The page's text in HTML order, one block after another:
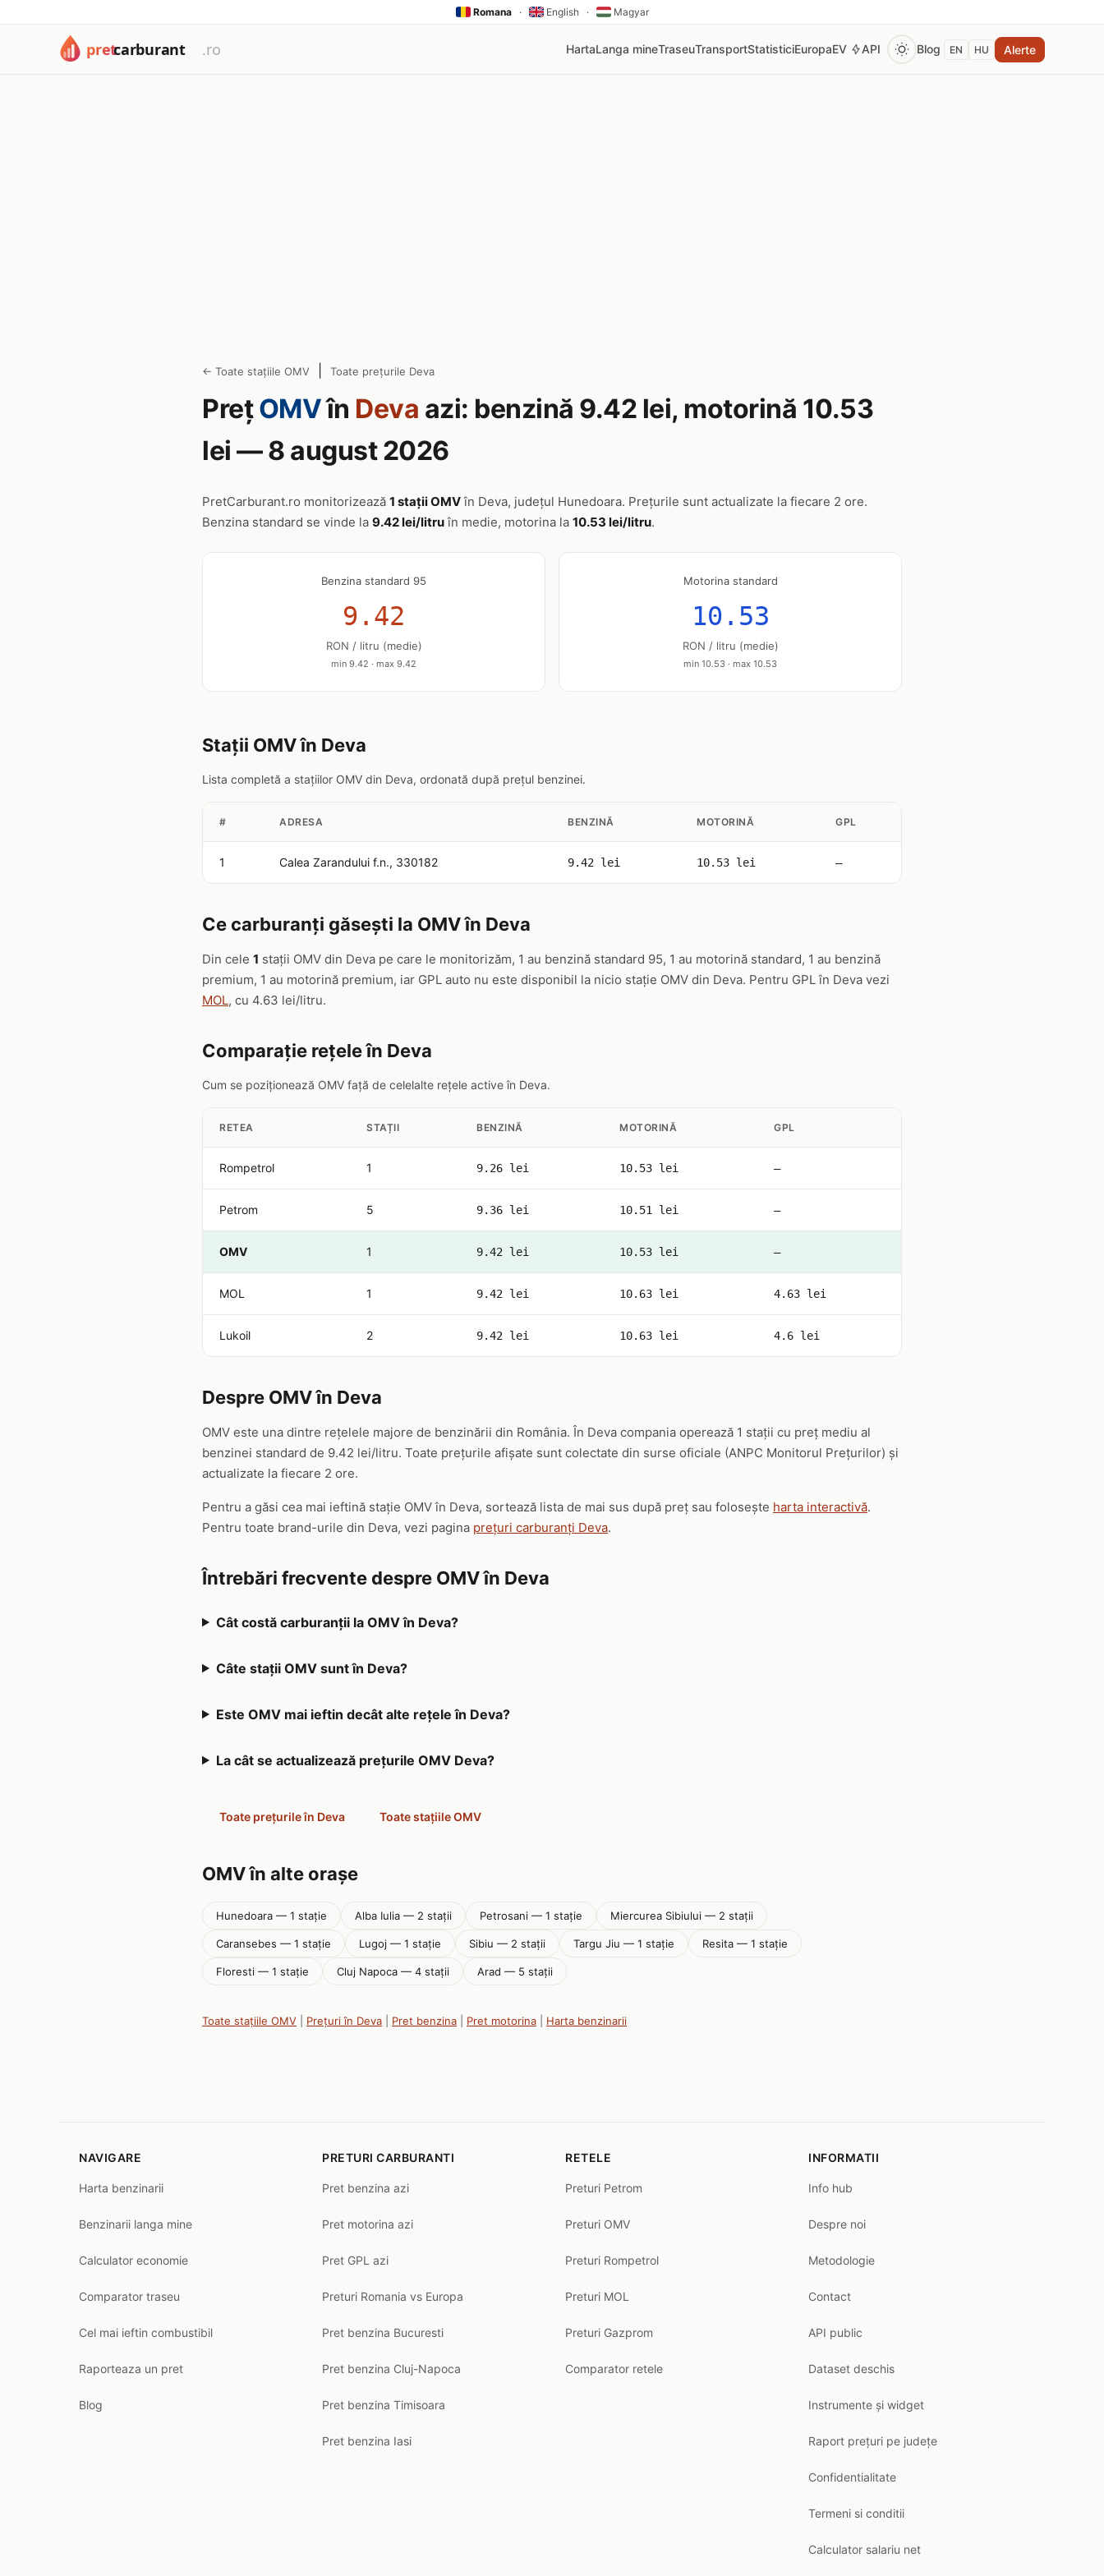
Romana · English · Magyar
HartaLanga mineTraseuTransportStatisticiEuropaEV API Blog EN HU Alerte
← Toate stațiile OMV Toate prețurile Deva
PrețOMVîn Deva azi: benzină 9.42 lei, motorină 10.53
lei — 8 august 2026
PretCarburant.ro monitorizează 1 stații OMVîn Deva, județul Hunedoara. Prețurile sunt actualizate la fiecare 2 ore.
Benzina standard se vinde la 9.42 lei/litruîn medie, motorina la 10.53 lei/litru.
Benzina standard 95
9.42
RON / litru (medie)
min 9.42 · max 9.42
Motorina standard
10.53
RON / litru (medie)
min 10.53 · max 10.53
Stații OMV în Deva
Lista completă a stațiilor OMV din Deva, ordonată după prețul benzinei.
# ADRESA BENZINĂ MOTORINĂ GPL
1 Calea Zarandului f.n., 330182 9.42 lei 10.53 lei —
Ce carburanți găsești la OMV în Deva
Din cele 1 stații OMV din Deva pe care le monitorizăm, 1 au benzină standard 95, 1 au motorină standard, 1 au benzină
premium, 1 au motorină premium, iar GPL auto nu este disponibil la nicio stație OMV din Deva. Pentru GPL în Deva vezi
MOL, cu 4.63 lei/litru.
Comparație rețele în Deva
Cum se poziționează OMV față de celelalte rețele active în Deva.
RETEA STAȚII BENZINĂ MOTORINĂ GPL
Rompetrol 1 9.26 lei 10.53 lei —
Petrom 5 9.36 lei 10.51 lei —
OMV 1 9.42 lei 10.53 lei —
MOL 1 9.42 lei 10.63 lei 4.63 lei
Lukoil 2 9.42 lei 10.63 lei 4.6 lei
Despre OMV în Deva
OMV este una dintre rețelele majore de benzinării din România. În Deva compania operează 1 stații cu preț mediu al
benzinei standard de 9.42 lei/litru. Toate prețurile afișate sunt colectate din surse oficiale (ANPC Monitorul Prețurilor) și
actualizate la fiecare 2 ore.
Pentru a găsi cea mai ieftină stație OMV în Deva, sortează lista de mai sus după preț sau folosește harta interactivă.
Pentru toate brand-urile din Deva, vezi pagina prețuri carburanți Deva.
Întrebări frecvente despre OMV în Deva
Cât costă carburanții la OMV în Deva?
Câte stații OMV sunt în Deva?
Este OMV mai ieftin decât alte rețele în Deva?
La cât se actualizează prețurile OMV Deva?
Toate prețurile în Deva Toate stațiile OMV
OMV în alte orașe
Hunedoara — 1 stație Alba Iulia — 2 stații Petrosani — 1 stație Miercurea Sibiului — 2 stații
Caransebes — 1 stație Lugoj — 1 stație Sibiu — 2 stații Targu Jiu — 1 stație Resita — 1 stație
Floresti — 1 stație Cluj Napoca — 4 stații Arad — 5 stații
Toate stațiile OMV Prețuri în Deva Pret benzina Pret motorina Harta benzinarii
NAVIGARE
Harta benzinarii
Benzinarii langa mine
Calculator economie
Comparator traseu
Cel mai ieftin combustibil
Raporteaza un pret
Blog
PRETURI CARBURANTI
Pret benzina azi
Pret motorina azi
Pret GPL azi
Preturi Romania vs Europa
Pret benzina Bucuresti
Pret benzina Cluj-Napoca
Pret benzina Timisoara
Pret benzina Iasi
RETELE
Preturi Petrom
Preturi OMV
Preturi Rompetrol
Preturi MOL
Preturi Gazprom
Comparator retele
INFORMATII
Info hub
Despre noi
Metodologie
Contact
API public
Dataset deschis
Instrumente și widget
Raport prețuri pe județe
Confidentialitate
Termeni si conditii
Calculator salariu net